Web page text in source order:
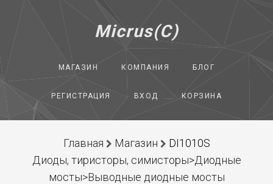
Micrus(C)
МАГАЗИН КОМПАНИЯ БЛОГ
РЕГИСТРАЦИЯ ВХОД КОРЗИНА
Главная Магазин
DI1010S
Диоды, тиристоры, симисторы>Диодные
мосты>Выводные диодные мосты